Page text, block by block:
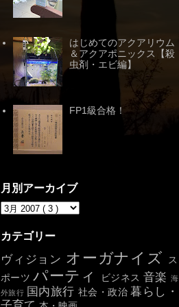
はじめてのアクアリウム
＆アクアポニックス【殺
虫剤・エビ編】
FP1級合格！
月別アーカイブ
カテゴリー
ヴィジョン オーガナイズ
ス
ポーツパーティ ビジネス 音楽 海
外旅行 国内旅行 社会・政治暮らし・